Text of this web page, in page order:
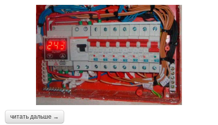
читать дальше →